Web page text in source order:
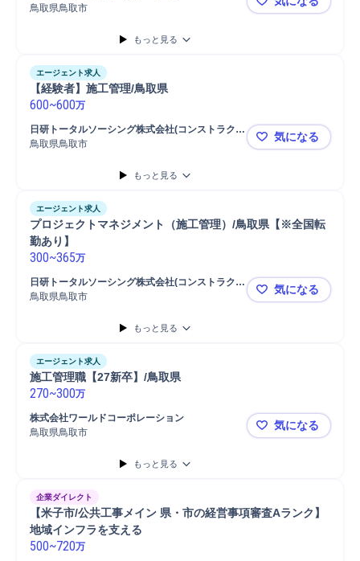
鳥取県鳥取市
施工管理職/
もっと見る
エージェント求人
【経験者】施工管理/鳥取県
600~600万
日研トータルソーシング株式会社(コンストラクシ
ョン事業部)
鳥取県鳥取市 【経験者】
気になる
もっと見る
エージェント求人
プロジェクトマネジメント（施工管理）/鳥取県【※全国転
勤あり】
300~365万
日研トータルソーシング株式会社(コンストラクシ
ョン事業部)
鳥取県鳥取市 プロジェク
気になる
もっと見る
エージェント求人
施工管理職【27新卒】/鳥取県
270~300万
株式会社ワールドコーポレーション
鳥取県鳥取市
施工管理職
気になる
もっと見る
企業ダイレクト
【米子市/公共工事メイン 県・市の経営事項審査Aランク】
地域インフラを支える
500~720万